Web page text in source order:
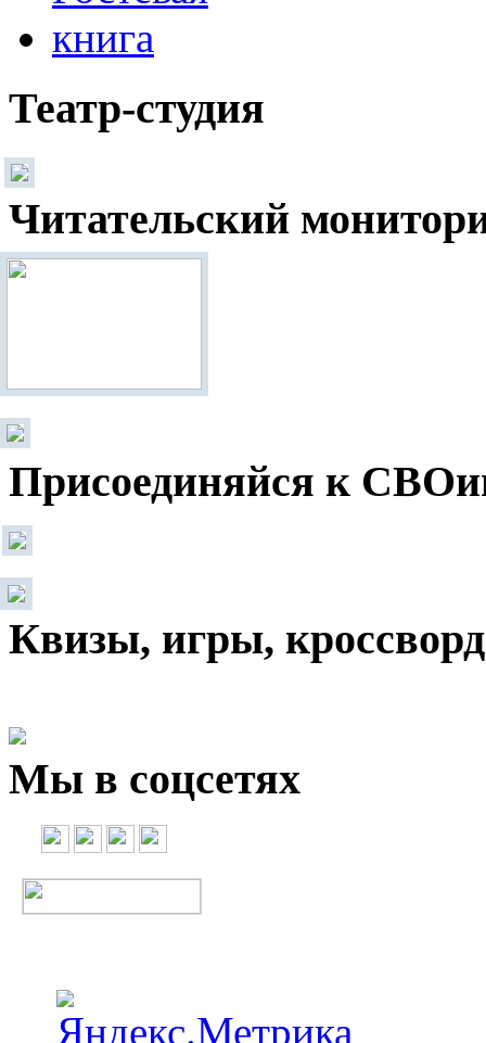
Театр-студия
Читательский
Присоединяйся к
Квизы, игры,
Мы в соцсетях